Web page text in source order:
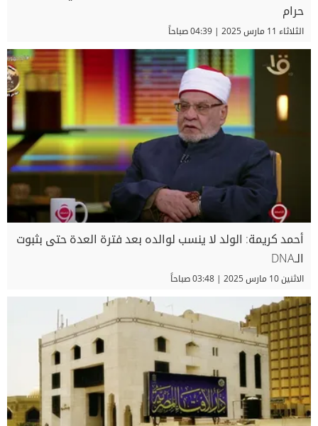
حرام
الثلاثاء 11 مارس 2025 | 04:39 صباحاً
أحمد كريمة: الولد لا ينسب لوالده بعد فترة العدة حتى بثبوت
الـDNA
الاثنين 10 مارس 2025 | 03:48 صباحاً